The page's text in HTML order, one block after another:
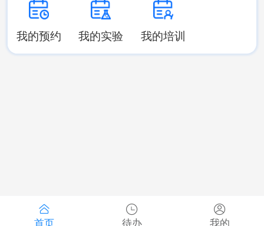
我的预约 我的实验 我的培训
首页 待办 我的